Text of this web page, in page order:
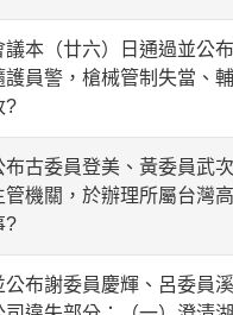
（廿六）日通過並公
員警，槍械管制失當、
?
委員登美、黃委員武
機關，於辦理所屬台灣
?
謝委員慶輝、呂委員